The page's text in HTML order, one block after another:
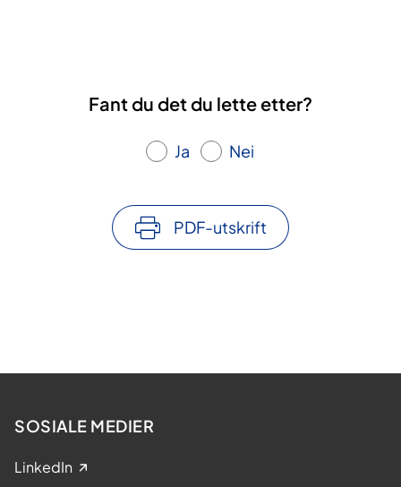
Fant du det du lette etter?
Ja Nei
PDF-utskrift
SOSIALE MEDIER
LinkedIn